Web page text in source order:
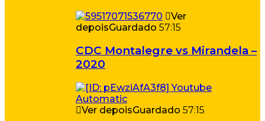
Ver
depoisGuardado 57:15
CDC Montalegre vs Mirandela –
2020
Ver depoisGuardado 57:15